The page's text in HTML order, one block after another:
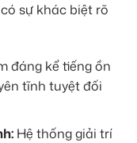
sự khác biệt rõ
đáng kể tiếng ồn
tĩnh tuyệt đối
Hệ thống giải trí